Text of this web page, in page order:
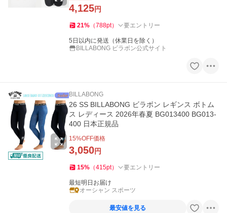
4,125円
21% （788pt） 要エントリー
5日以内に発送（休業日を除く）
BILLABONG ビラボン公式サイト
BILLABONG
26 SS BILLABONG ビラボン レギンス ボトム
ス レディース 2026年春夏 BG013400 BG013-
400 日本正規品
15%OFF価格
3,050円
15% （415pt） 要エントリー
最短明日お届け
オーシャン スポーツ
最安値を見る